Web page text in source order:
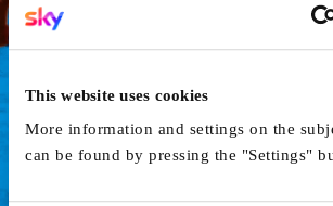
This website uses cookies
More information and settings on the
can be found by pressing the "Settings"